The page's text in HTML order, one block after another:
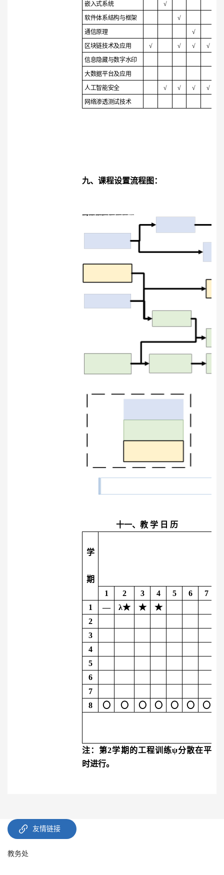
嵌入式系统
√
软件体系结构与框架
√
通信原理
√
区块链技术及应用
√ √ √
√
信息隐藏与数字水印
大数据平台及应用
人工智能安全
√ √ √
√
网络渗透测试技术
九、课程设置流程图：
十一、教 学 日 历
学
期
1
2 3 4 5 6 7
1
— λ★ ★
★
2
3
4
5
6
7
8
〇 〇 〇 〇 〇 〇 〇
注：第2学期的工程训练ψ分散在平
时进行。
友情链接
教务处